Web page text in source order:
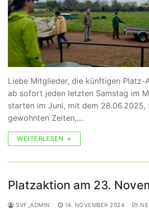
Liebe Mitglieder, die künftigen Platz-
ab sofort jeden letzten Samstag im
starten im Juni, mit dem 28.06.2025,
gewohnten Zeiten,…
WEITERLESEN →
Platzaktion am 23.
SVF_ADMIN 14. NOVEMBER 2024